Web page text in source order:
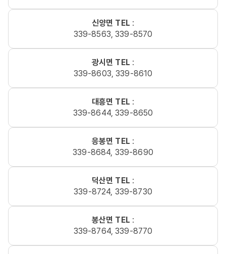
신양면 TEL :
339-8563, 339-8570
광시면 TEL :
339-8603, 339-8610
대흥면 TEL :
339-8644, 339-8650
응봉면 TEL :
339-8684, 339-8690
덕산면 TEL :
339-8724, 339-8730
봉산면 TEL :
339-8764, 339-8770